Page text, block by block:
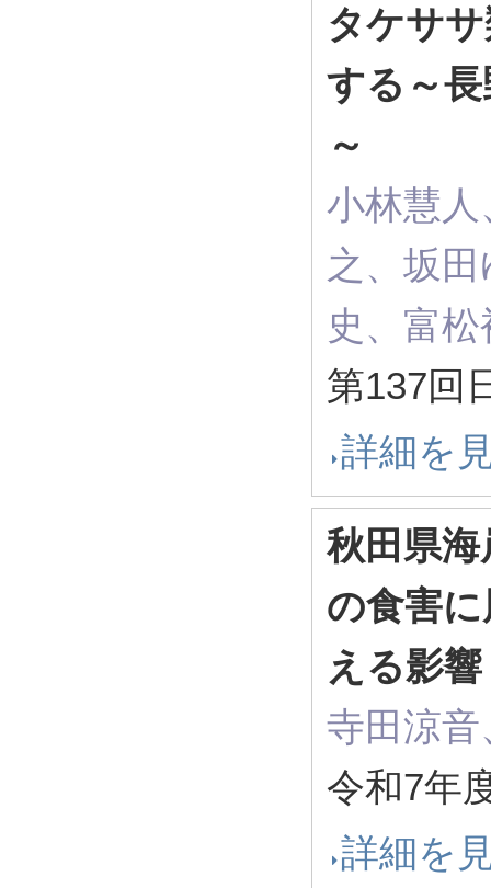
タケサ
する～
～
小林慧
之、坂
史、富松
第137回
詳細を
秋田県
の食害
える影響
寺田涼
令和7年
詳細を